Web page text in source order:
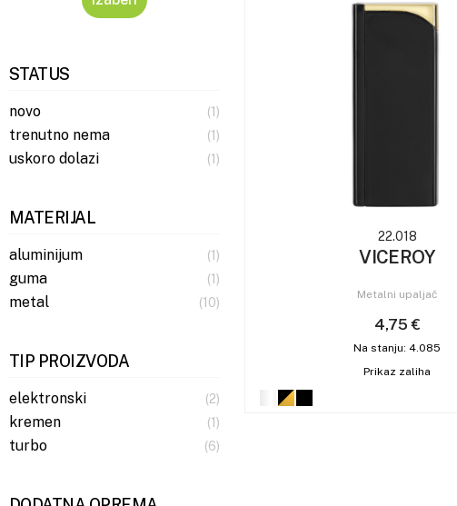
22.018
VICEROY
Metalni upaljač
4,75 €
Na stanju: 4.085
Prikaz zaliha
STATUS
novo (1)
trenutno nema (1)
uskoro dolazi (1)
MATERIJAL
aluminijum (1)
guma (1)
metal (10)
TIP PROIZVODA
elektronski (2)
kremen (1)
turbo (6)